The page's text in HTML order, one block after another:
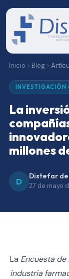
Inicio Blog
INVESTIGACIÓN
La
millones
D
Distefar
27 de mayo
La Encuesta de
industria